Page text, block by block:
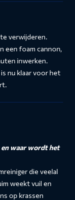
verwijderen.
een foam cannon,
inwerken.
nu klaar voor het
en waar wordt het
die veelal
weekt vuil en
op krassen